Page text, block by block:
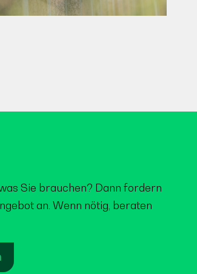
Sie brauchen? Dann fordern
an. Wenn nötig, beraten